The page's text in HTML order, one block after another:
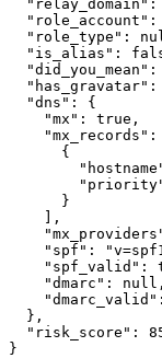
"relay_domain":
"role_account":
"role_type":
"is_alias":
"did_you_mean":
"has_gravatar":
  "dns": {
    "mx": true,
"mx_records":
      {
      }
    ],
"spf":
"spf_valid":
    "dmarc": null,
  },
"risk_score":
}